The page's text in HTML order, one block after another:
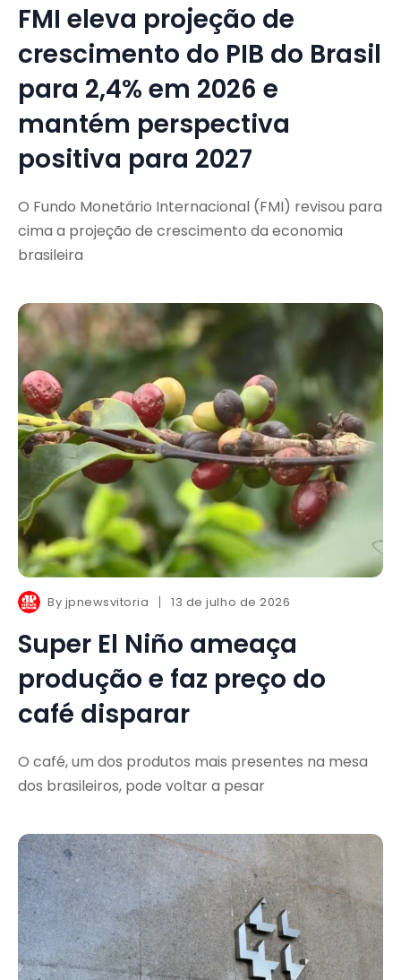
FMI eleva projeção de
crescimento do PIB do Brasil
para 2,4% em 2026 e
mantém perspectiva
positiva para 2027
O Fundo Monetário Internacional (FMI) revisou para
cima a projeção de crescimento da economia
brasileira
By jpnewsvitoria 13 de julho de 2026
Super El Niño ameaça
produção e faz preço do
café disparar
O café, um dos produtos mais presentes na mesa
dos brasileiros, pode voltar a pesar